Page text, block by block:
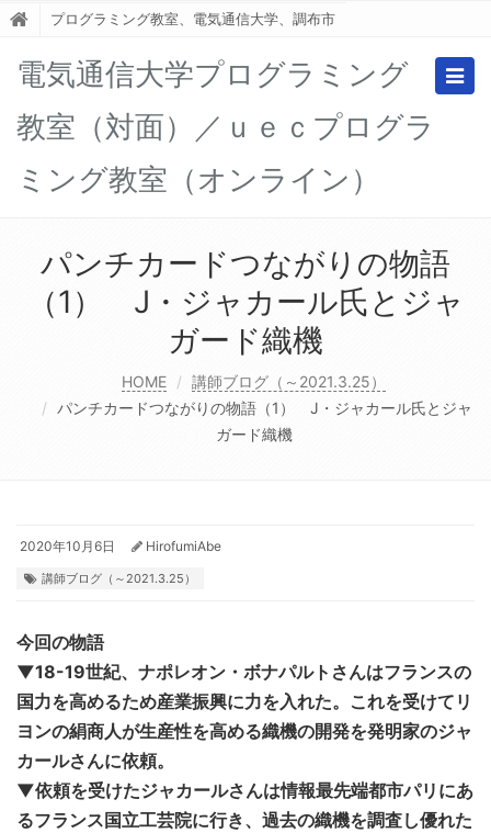
プログラミング教室、電気通信大学、調布市
電気通信大学プログラミング
教室（対面）／ｕｅｃプログラ
ミング教室（オンライン）
パンチカードつながりの物語
（1） J・ジャカール氏とジャ
ガード織機
HOME
講師ブログ（～2021.3.25）
パンチカードつながりの物語（1） J・ジャカール氏とジャ
ガード織機
2020年10月6日 HirofumiAbe
講師ブログ（～2021.3.25）
今回の物語
▼18-19世紀、ナポレオン・ボナパルトさんはフランスの
国力を高めるため産業振興に力を入れた。これを受けてリ
ヨンの絹商人が生産性を高める織機の開発を発明家のジャ
カールさんに依頼。
▼依頼を受けたジャカールさんは情報最先端都市パリにあ
るフランス国立工芸院に行き、過去の織機を調査し優れた